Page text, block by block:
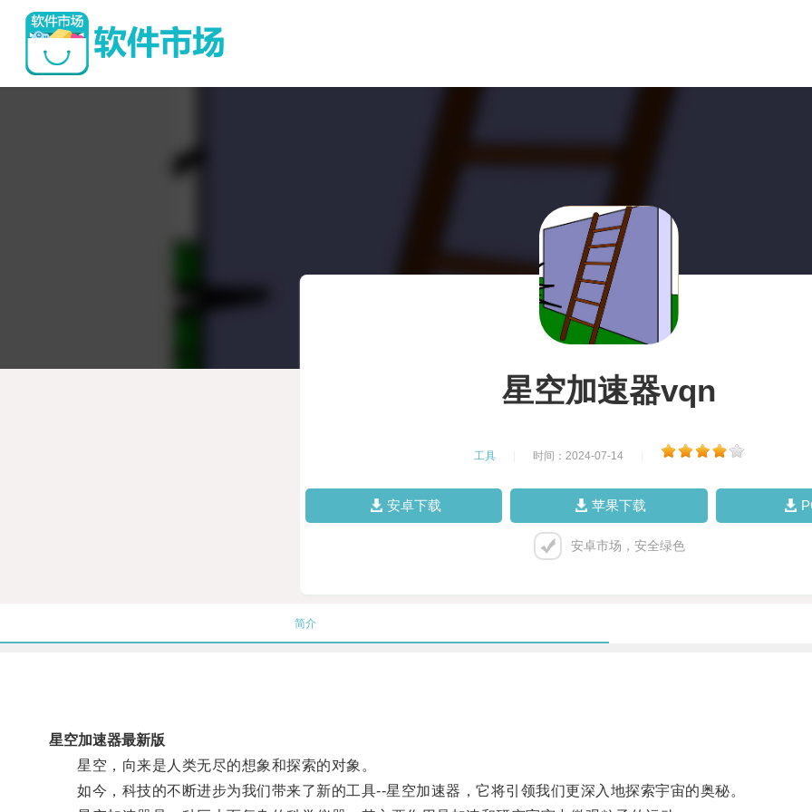
星空加速器vqn
工具 时间：2024-07-14
安卓下载 苹果下载
安卓市场，安全绿色
简介
星空加速器最新版
星空，向来是人类无尽的想象和探索的对象。
如今，科技的不断进步为我们带来了新的工具--星空加速器，它将引领我们更深入地探索宇宙的奥秘。